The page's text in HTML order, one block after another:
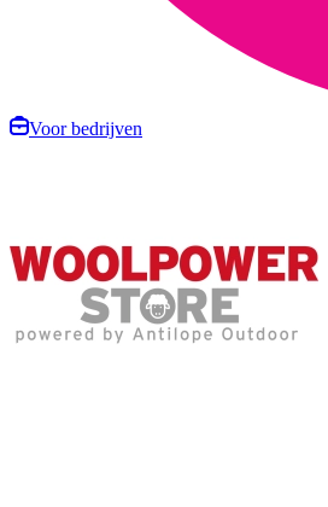
Voor bedrijven